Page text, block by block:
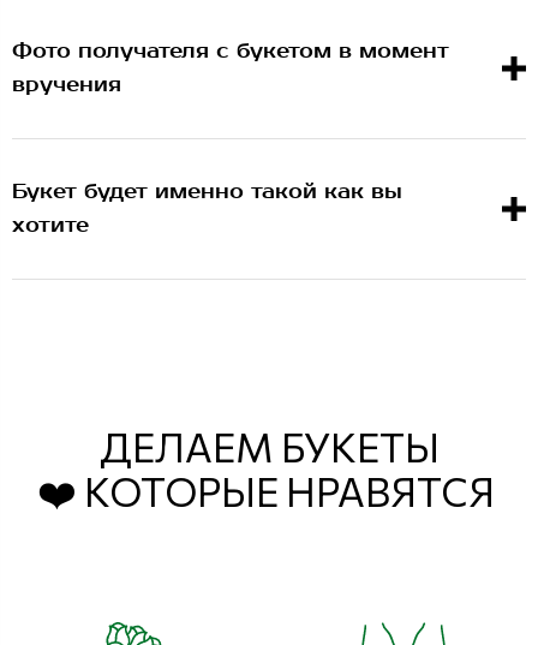
Фото получателя с букетом в момент
вручения
Букет будет именно такой как вы
хотите
ДЕЛАЕМ БУКЕТЫ
❤️ КОТОРЫЕ НРАВЯТСЯ